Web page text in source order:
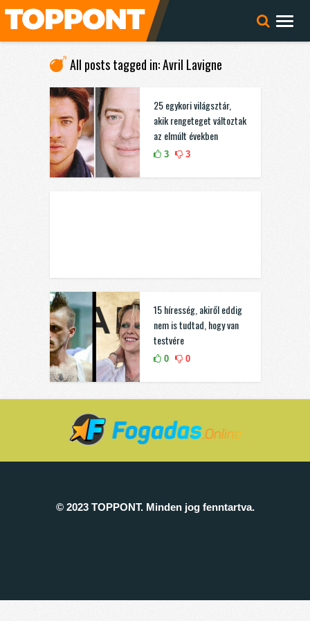
All posts tagged in: Avril Lavigne
25 egykori világsztár,
akik rengeteget változtak
az elmúlt években
3 3
15 híresség, akiről eddig
nem is tudtad, hogy van
testvére
0 0
© 2023 TOPPONT. Minden jog fenntartva.